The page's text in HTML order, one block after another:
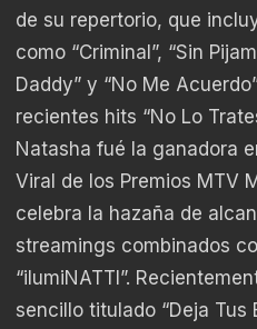
de su repertorio, que
como “Criminal”, “Sin
Daddy” y “No Me
recientes hits “No Lo
Natasha fué la ganadora
Viral de los Premios MTV
celebra la hazaña de
streamings combinados
“ilumiNATTI”.
sencillo titulado “Deja Tus